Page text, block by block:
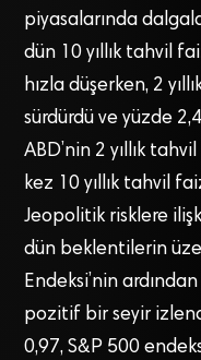
piyasalarında
dün 10 yıllık tahvil
hızla düşerken, 2
sürdürdü ve yüzde
ABD’nin 2 yıllık
kez 10 yıllık tahvil
Jeopolitik risklere
dün beklentilerin
Endeksi’nin
pozitif bir seyir
0,97, S&P 500